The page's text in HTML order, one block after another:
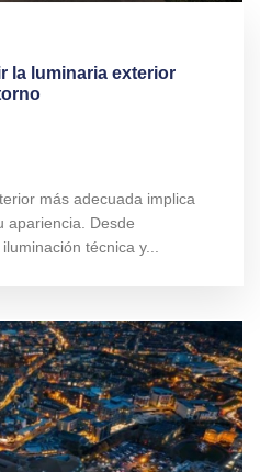
la luminaria exterior
más adecuada implica
apariencia. Desde
técnica y...